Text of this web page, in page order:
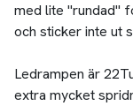
med lite "rundad"
och sticker inte ut
Ledrampen är
extra mycket